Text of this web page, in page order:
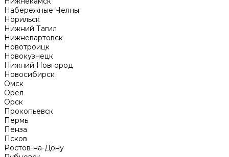
Набережные Челны
Норильск
Нижний Тагил
Нижневартовск
Новотроицк
Новокузнецк
Нижний Новгород
Новосибирск
Омск
Орёл
Орск
Прокопьевск
Пермь
Пенза
Псков
Ростов-на-Дону